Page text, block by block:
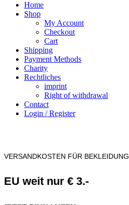
Home
Shop
My Account
Checkout
Cart
Shipping
Payment Methods
Charity
Rechtliches
imprint
Right of withdrawal
Contact
Login / Register
VERSANDKOSTEN FÜR BEKLEIDUNG
EU weit nur € 3.-